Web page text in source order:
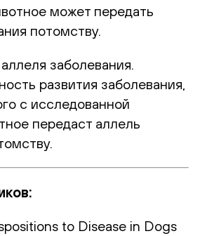
может передать
потомству.
заболевания.
развития заболевания,
с исследованной
передаст аллель
to Disease in Dogs